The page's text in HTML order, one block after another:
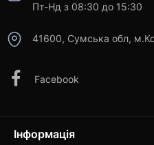
Пт-Нд з 08:30 до 15:30
41600, Сумська обл,
Facebook
Інформація